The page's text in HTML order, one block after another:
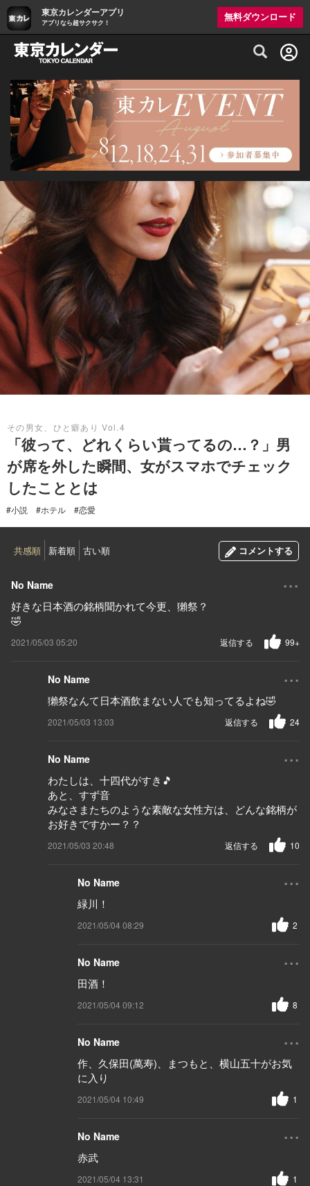
東京カレンダーアプリ
アプリなら超サクサク！
無料ダウンロード
グルメ情報・プレミアムレストラン予約
その男女、ひと癖あり Vol.4
「彼って、どれくらい貰ってるの…？」男
が席を外した瞬間、女がスマホでチェック
したこととは
#小説 #ホテル #恋愛
共感順 新着順 古い順 コメントする
No Name ...
好きな日本酒の銘柄聞かれて今更、獺祭？
🤣
2021/05/03 05:20 99+
返信する
No Name ...
獺祭なんて日本酒飲まない人でも知ってるよね🤣
2021/05/03 13:03 24
返信する
No Name ...
わたしは、十四代がすき🎵
あと、すず音
みなさまたちのような素敵な女性方は、どんな銘柄が
お好きですかー？？
2021/05/03 20:48 10
返信する
No Name ...
緑川！
2021/05/04 08:29 2
No Name ...
田酒！
2021/05/04 09:12 8
No Name ...
作、久保田(萬寿)、まつもと、横山五十がお気
に入り
2021/05/04 10:49 1
No Name ...
赤武
2021/05/04 13:31 1